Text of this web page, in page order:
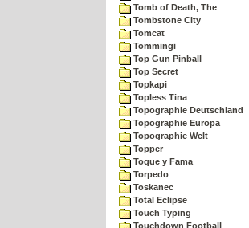
Tomb of Death, The
Tombstone City
Tomcat
Tommingi
Top Gun Pinball
Top Secret
Topkapi
Topless Tina
Topographie Deutschland
Topographie Europa
Topographie Welt
Topper
Toque y Fama
Torpedo
Toskanec
Total Eclipse
Touch Typing
Touchdown Football